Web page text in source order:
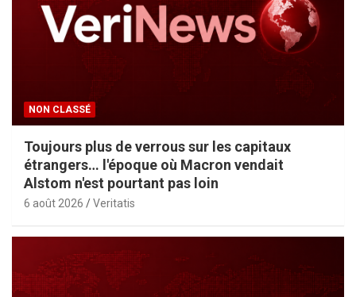
NON CLASSÉ
Toujours plus de verrous sur les capitaux
étrangers… l'époque où Macron vendait
Alstom n'est pourtant pas loin
6 août 2026 Veritatis